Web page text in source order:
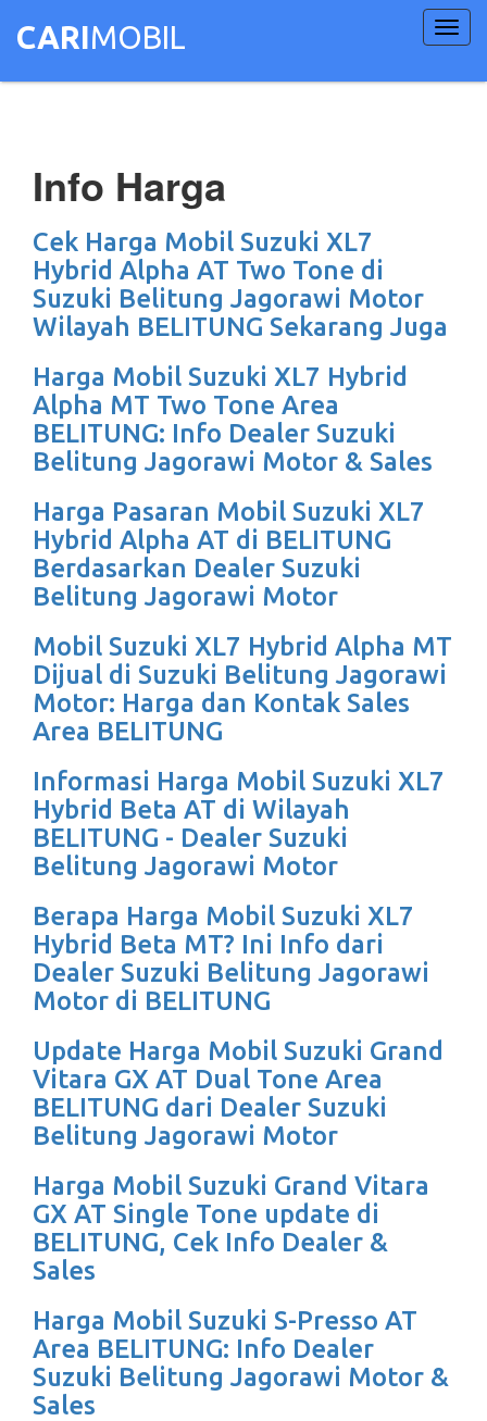
CARIMOBIL
Info Harga
Cek Harga Mobil Suzuki XL7
Hybrid Alpha AT Two Tone di
Suzuki Belitung Jagorawi Motor
Wilayah BELITUNG Sekarang Juga
Harga Mobil Suzuki XL7 Hybrid
Alpha MT Two Tone Area
BELITUNG: Info Dealer Suzuki
Belitung Jagorawi Motor & Sales
Harga Pasaran Mobil Suzuki XL7
Hybrid Alpha AT di BELITUNG
Berdasarkan Dealer Suzuki
Belitung Jagorawi Motor
Mobil Suzuki XL7 Hybrid Alpha MT
Dijual di Suzuki Belitung Jagorawi
Motor: Harga dan Kontak Sales
Area BELITUNG
Informasi Harga Mobil Suzuki XL7
Hybrid Beta AT di Wilayah
BELITUNG - Dealer Suzuki
Belitung Jagorawi Motor
Berapa Harga Mobil Suzuki XL7
Hybrid Beta MT? Ini Info dari
Dealer Suzuki Belitung Jagorawi
Motor di BELITUNG
Update Harga Mobil Suzuki Grand
Vitara GX AT Dual Tone Area
BELITUNG dari Dealer Suzuki
Belitung Jagorawi Motor
Harga Mobil Suzuki Grand Vitara
GX AT Single Tone update di
BELITUNG, Cek Info Dealer &
Sales
Harga Mobil Suzuki S-Presso AT
Area BELITUNG: Info Dealer
Suzuki Belitung Jagorawi Motor &
Sales